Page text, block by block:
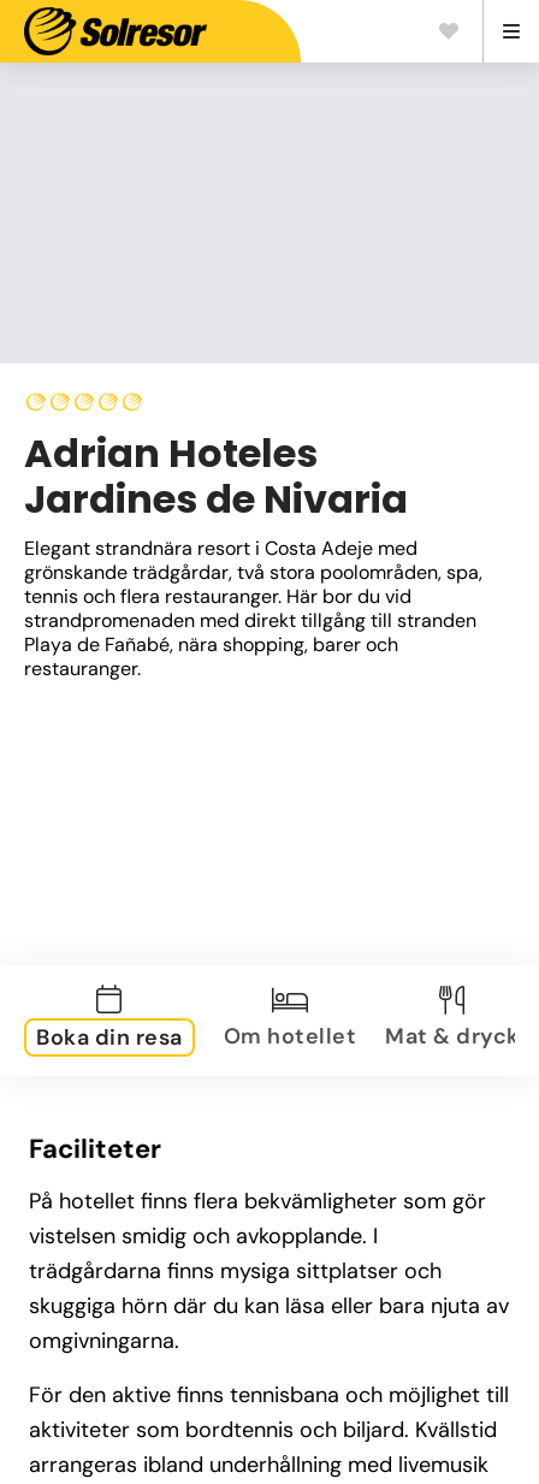
Adrian Hoteles
Jardines de Nivaria
Elegant strandnära resort i Costa Adeje med
grönskande trädgårdar, två stora poolområden, spa,
tennis och flera restauranger. Här bor du vid
strandpromenaden med direkt tillgång till stranden
Playa de Fañabé, nära shopping, barer och
restauranger.
Boka din resa Om hotellet Mat & dryck
Faciliteter
På hotellet finns flera bekvämligheter som gör
vistelsen smidig och avkopplande. I
trädgårdarna finns mysiga sittplatser och
skuggiga hörn där du kan läsa eller bara njuta av
omgivningarna.
För den aktive finns tennisbana och möjlighet till
aktiviteter som bordtennis och biljard. Kvällstid
arrangeras ibland underhållning med livemusik